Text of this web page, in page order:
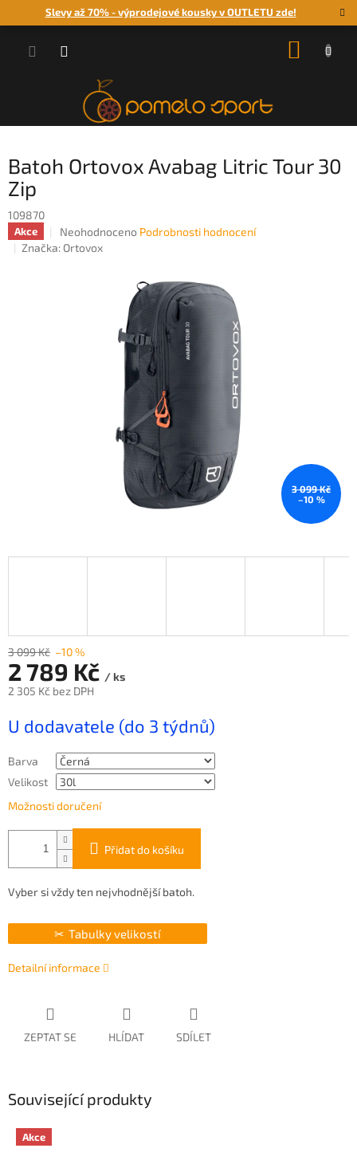
Slevy až 70% - výprodejové kousky v OUTLETU zde!
Batoh Ortovox Avabag Litric Tour 30
Zip
109870
Akce
Průměrné
hodnocení
Neohodnoceno Podrobnosti hodnocení
Značka: Ortovox
3 099 Kč
–10 %
3 099 Kč –10 %
2 789 Kč / ks
2 305 Kč bez DPH
cena:
U dodavatele (do 3 týdnů)
Barva
Velikost
Možnosti doručení
Přidat do košíku
Vyber si vždy ten nejvhodnější batoh.
Tabulky velikostí
Detailní informace
ZEPTAT SE HLÍDAT SDÍLET
Související produkty
Akce